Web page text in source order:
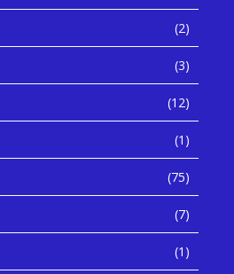
(2)
(3)
(12)
(1)
(75)
(7)
(1)